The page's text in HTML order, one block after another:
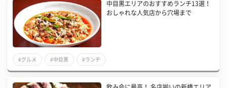
中目黒エリアのおすすめランチ13選！
おしゃれな人気店から穴場まで
#グルメ #中目黒 #ランチ